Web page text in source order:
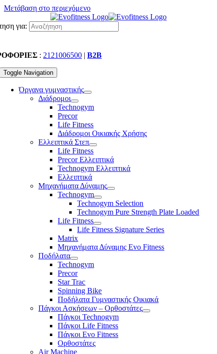
Μετάβαση στο περιεχόμενο
για:
: 2121006500 | B2B
Toggle Navigation
Όργανα γυμναστικής
Διάδρομοι
Technogym
Precor
Life Fitness
Διάδρομοι Οικιακής Χρήσης
Ελλειπτικά Στεπ
Life Fitness
Precor Ελλειπτικά
Technogym Ελλειπτικά
Ελλειπτικά
Μηχανήματα Δύναμης
Technogym
Technogym Selection
Technogym Pure Strength Plate Loaded
Life Fitness
Life Fitness Signature Series
Matrix
Μηχανήματα Δύναμης Evo Fitness
Ποδήλατα
Technogym
Precor
Star Trac
Spinning Bike
Ποδήλατα Γυμναστικής Οικιακά
Πάγκοι Ασκήσεων – Ορθοστάτες
Πάγκοι Technogym
Πάγκοι Life Fitness
Πάγκοι Evo Fitness
Ορθοστάτες
Air Machine